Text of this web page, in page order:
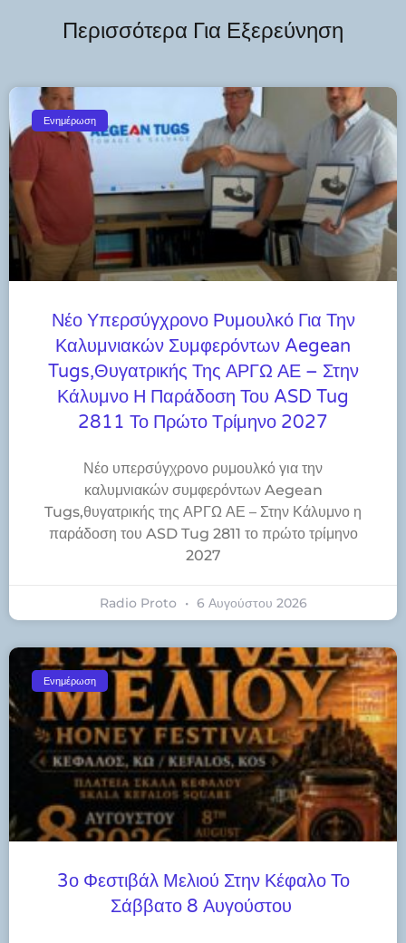
Περισσότερα Για Εξερεύνηση
Ενημέρωση
Νέο Υπερσύγχρονο Ρυμουλκό Για Την
Καλυμνιακών Συμφερόντων Aegean
Tugs,θυγατρικής Της ΑΡΓΩ ΑΕ – Στην
Κάλυμνο Η Παράδοση Του ASD Tug
2811 Το Πρώτο Τρίμηνο 2027
Νέο υπερσύγχρονο ρυμουλκό για την
καλυμνιακών συμφερόντων Aegean
Tugs,θυγατρικής της ΑΡΓΩ ΑΕ – Στην Κάλυμνο η
παράδοση του ASD Tug 2811 το πρώτο τρίμηνο
2027
Radio Proto 6 Αυγούστου 2026
Ενημέρωση
3ο Φεστιβάλ Μελιού Στην Κέφαλο Το
Σάββατο 8 Αυγούστου